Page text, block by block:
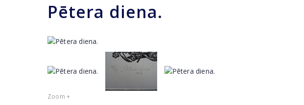
Pētera diena.
Zoom +